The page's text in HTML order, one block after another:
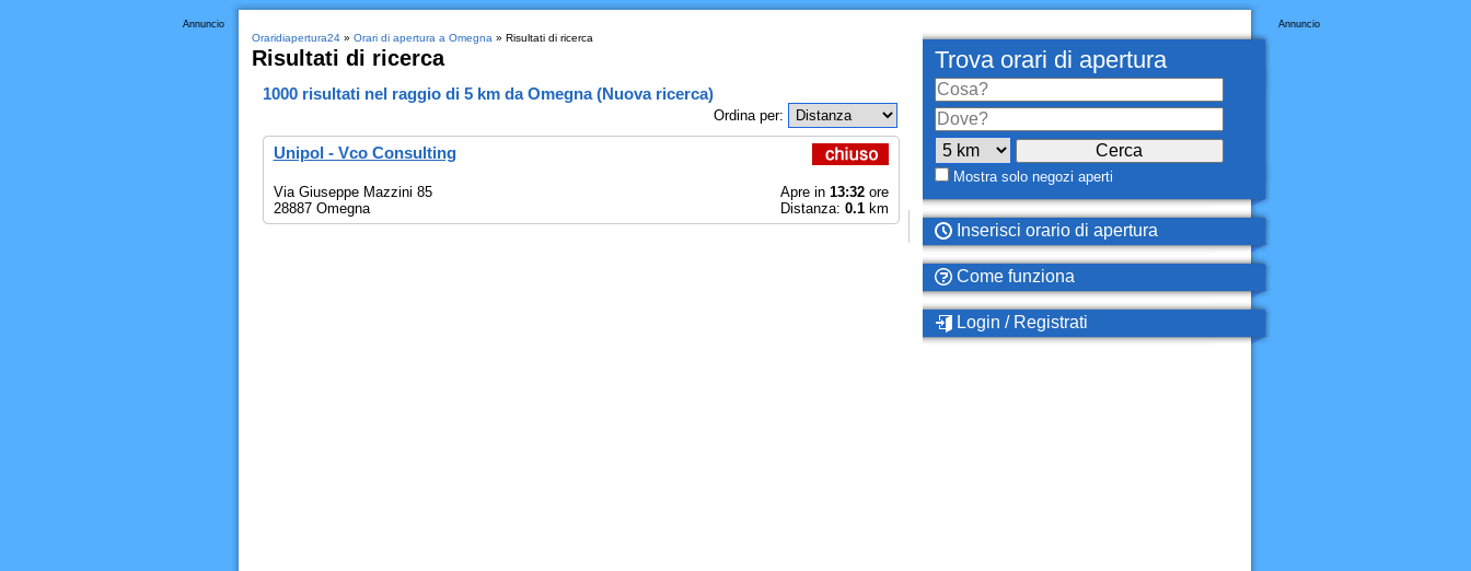
Annuncio
Oraridiapertura24» Orari di apertura a Omegna » Risultati di ricerca
Risultati di ricerca
1000risultati nel raggio di 5 kmdaOmegna (Nuova ricerca)
Ordina per:
Unipol - Vco Consulting
Via Giuseppe Mazzini 85
28887 Omegna
Apre in 13:32ore
Distanza: 0.1km
Annuncio
Trova orari di apertura
Mostra solo negozi aperti
Inserisci orario di apertura
Come funziona
Login / Registrati